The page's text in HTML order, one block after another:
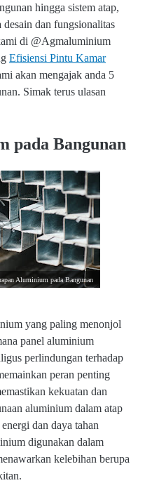
hingga sistem atap,
dan fungsionalitas
di @Agmaluminium
Efisiensi Pintu Kamar
akan mengajak anda 5
Simak terus ulasan
pada Bangunan
Aluminium pada Bangunan
yang paling menonjol
panel aluminium
perlindungan terhadap
peran penting
kekuatan dan
aluminium dalam atap
dan daya tahan
digunakan dalam
kelebihan berupa